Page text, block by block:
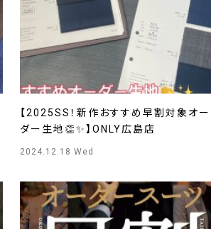
【2025SS！新作おすすめ早割対象オー
ダー生地👏✨】ONLY広島店
2024.12.18 Wed